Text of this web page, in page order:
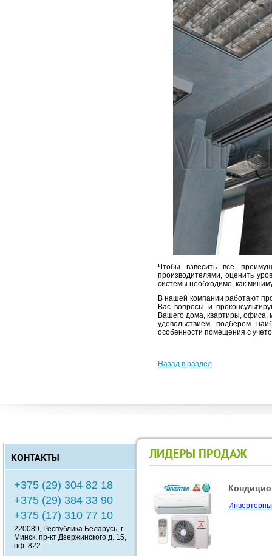
Чтобы взвесить все
производителями, оценить
системы необходимо, как
В нашей компании работают
Вас вопросы и
Вашего дома, квартиры, офиса,
удовольствием подберем
особенности помещения с
Назад в раздел
КОНТАКТЫ
+375 (29) 304 82 18
+375 (29) 384 33 90
+375 (17) 310 77 10
220089, Республика Беларусь, г.
Минск, пр-кт Дзержинского д. 15,
оф. 822
ЛИДЕРЫ ПРОДАЖ
Компания